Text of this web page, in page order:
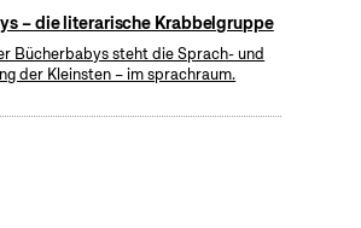
– die literarische Krabbelgruppe
Bücherbabys steht die Sprach- und
der Kleinsten – im sprachraum.